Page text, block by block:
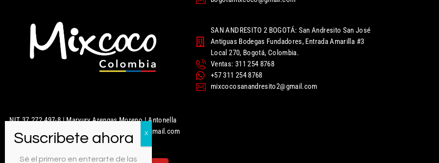
NIT 37.272.497-8 | Maryury Arengas Moreno | Antonella
Nails | Mixcoco Colombia | mixcococolombia@gmail.com
| 320 949 5951
SAN ANDRESITO 2 BOGOTÁ: San Andresito San José
Antiguas Bodegas Fundadores, Entrada Amarilla #3
Local 270, Bogotá, Colombia.
Ventas: 311 254 8768
+57 311 254 8768
mixcocosanandresito2@gmail.com
Sé el primero en enterarte de las